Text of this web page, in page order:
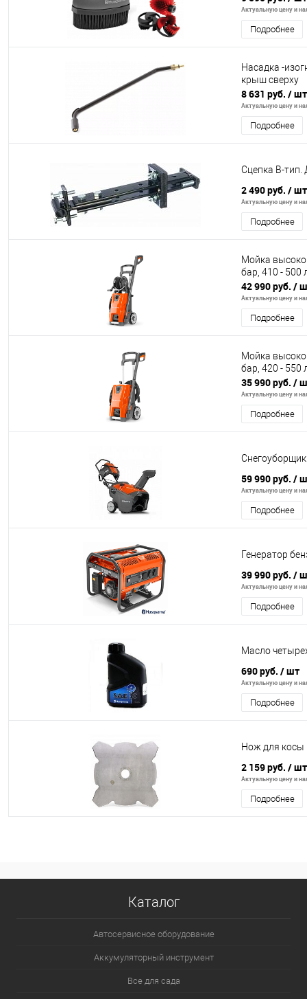
Актуальную цену и
Подробнее
Насадка -
крыш сверху
8 631 руб. / шт
Актуальную цену и
Подробнее
Сцепка B-тип.
2 490 руб. / шт
Актуальную цену и
Подробнее
Мойка
бар, 410 - 500
42 990 руб. /
Актуальную цену и
Подробнее
Мойка
бар, 420 - 550
35 990 руб. /
Актуальную цену и
Подробнее
Cнегоуборщик
59 990 руб. /
Актуальную цену и
Подробнее
Генератор
39 990 руб. /
Актуальную цену и
Подробнее
Масло
690 руб. / шт
Актуальную цену и
Подробнее
Нож для косы
2 159 руб. / шт
Актуальную цену и
Подробнее
Каталог
Автосервисное оборудование
Аккумуляторный инструмент
Все для сада